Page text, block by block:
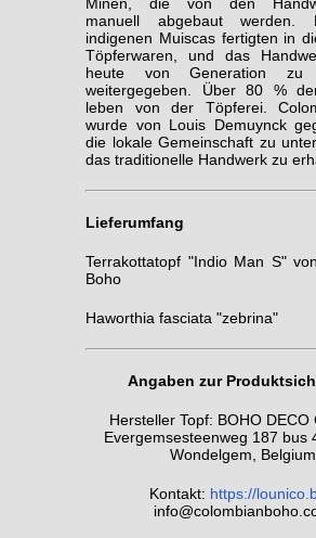
manuell abgebaut werden.
indigenen Muiscas fertigten in
Töpferwaren, und das
heute von Generation zu
weitergegeben. Über 80 %
leben von der Töpferei.
wurde von Louis Demuynck
die lokale Gemeinschaft zu
das traditionelle Handwerk zu
Lieferumfang
Terrakottatopf "Indio Man S"
Boho
Haworthia fasciata "zebrina"
Angaben zur
Hersteller Topf: BOHO DECO
Evergemsesteenweg 187 bus
Wondelgem, Belgium
Kontakt: https://